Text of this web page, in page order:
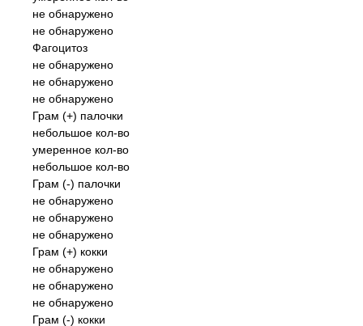
не обнаружено
не обнаружено
Фагоцитоз
не обнаружено
не обнаружено
не обнаружено
Грам (+) палочки
небольшое кол-во
умеренное кол-во
небольшое кол-во
Грам (-) палочки
не обнаружено
не обнаружено
не обнаружено
Грам (+) кокки
не обнаружено
не обнаружено
не обнаружено
Грам (-) кокки